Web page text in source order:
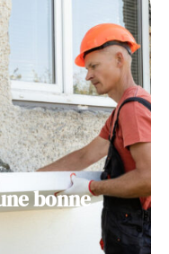
bonne